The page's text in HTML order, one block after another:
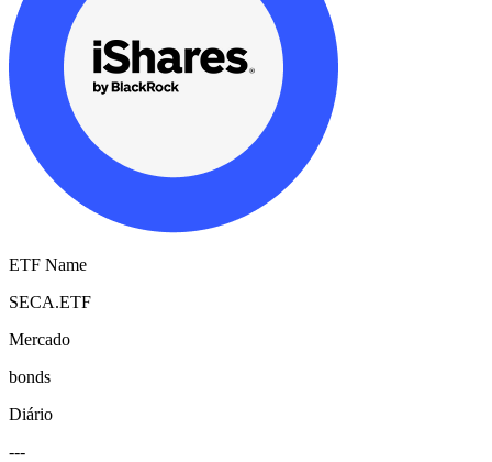
ETF Name
SECA.ETF
Mercado
bonds
Diário
---